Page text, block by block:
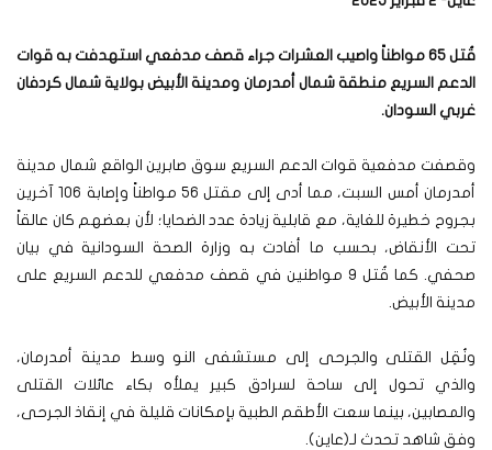
قُتل 65 مواطناً واصيب العشرات جراء قصف مدفعي استهدفت به قوات
الدعم السريع منطقة شمال أمدرمان ومدينة الأبيض بولاية شمال كردفان
غربي السودان.
وقصفت مدفعية قوات الدعم السريع سوق صابرين الواقع شمال مدينة
أمدرمان أمس السبت، مما أدى إلى مقتل 56 مواطناً وإصابة 106 آخرين
بجروح خطيرة للغاية، مع قابلية زيادة عدد الضحايا؛ لأن بعضهم كان عالقاً
تحت الأنقاض، بحسب ما أفادت به وزارة الصحة السودانية في بيان
صحفي. كما قُتل 9 مواطنين في قصف مدفعي للدعم السريع على
مدينة الأبيض.
ونُقِل القتلى والجرحى إلى مستشفى النو وسط مدينة أمدرمان،
والذي تحول إلى ساحة لسرادق كبير يملأه بكاء عائلات القتلى
والمصابين، بينما سعت الأطقم الطبية بإمكانات قليلة في إنقاذ الجرحى،
وفق شاهد تحدث لـ(عاين).